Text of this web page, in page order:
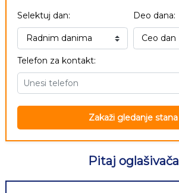
Selektuj dan: Deo dana:
Telefon za kontakt:
Zakaži gledanje stana
Pitaj oglašivača